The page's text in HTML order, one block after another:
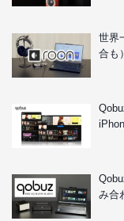
世界
合も）
み合